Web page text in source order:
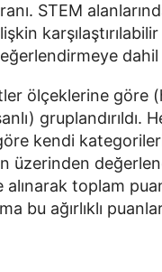
STEM
ölçeklerine göre
kendi
üzerinden
alınarak toplam
bu ağırlıklı